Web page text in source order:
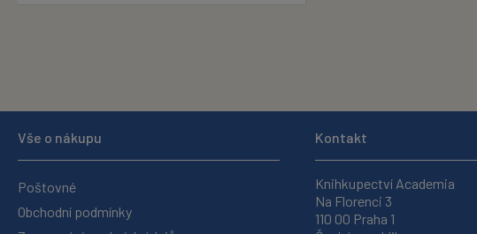
Vše o nákupu
Poštovné
Obchodní podmínky
Kontakt
Knihkupectví Academia
Na Florenci 3
110 00 Praha 1